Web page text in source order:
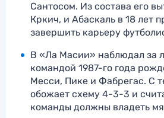
Сантосом. Из состава его
Кркич, и Абаскаль в 18 лет
завершить карьеру
В «Ла Масии» наблюдал за
командой 1987-го года
Месси, Пике и Фабрегас. С
обожает схему 4-3-3 и
команды должны владеть